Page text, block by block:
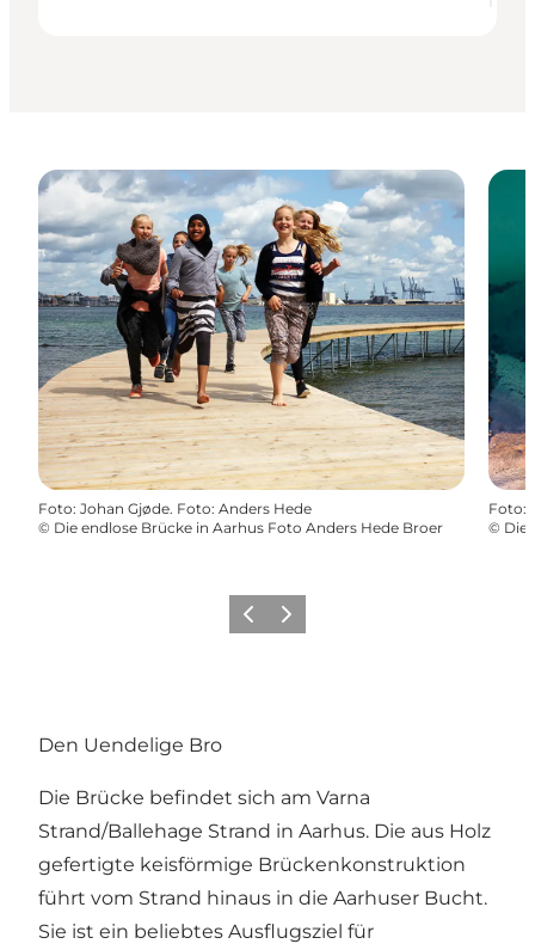
Foto: Johan Gjøde. Foto: Anders Hede
© Die endlose Brücke in Aarhus Foto Anders Hede Broer
Foto:
© Die
ZurückWeiter
Den Uendelige Bro
Die Brücke befindet sich am Varna
Strand/Ballehage Strand in Aarhus. Die aus Holz
gefertigte keisförmige Brückenkonstruktion
führt vom Strand hinaus in die Aarhuser Bucht.
Sie ist ein beliebtes Ausflugsziel für